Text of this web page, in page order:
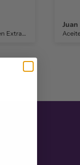
Garrafa 5L Aceite De Oliva Virgen Extra «Nuestro»
Juan